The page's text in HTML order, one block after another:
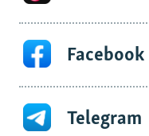
Facebook
Telegram